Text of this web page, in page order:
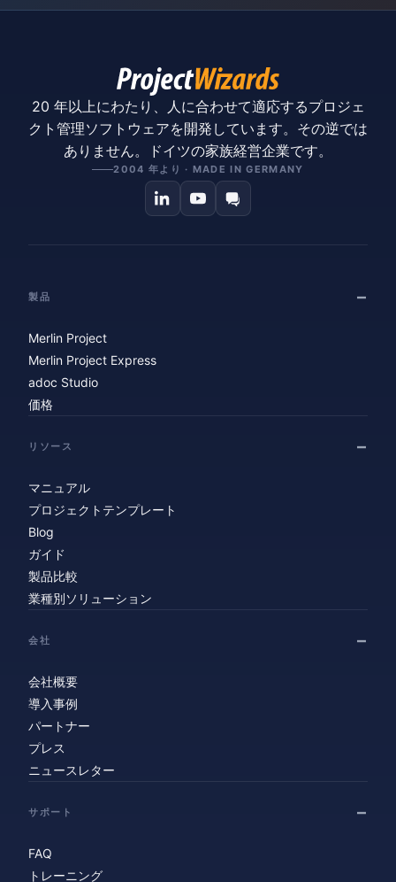
20 年以上にわたり、人に合わせて適応するプロジェ
クト管理ソフトウェアを開発しています。その逆では
ありません。ドイツの家族経営企業です。
2004 年より · MADE IN GERMANY
製品
Merlin Project
Merlin Project Express
adoc Studio
価格
リソース
マニュアル
プロジェクトテンプレート
Blog
ガイド
製品比較
業種別ソリューション
会社
会社概要
導入事例
パートナー
プレス
ニュースレター
サポート
FAQ
トレーニング